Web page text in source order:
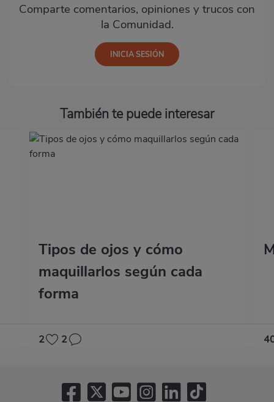
Comparte comentarios, opiniones y trucos con
la Comunidad.
También te puede interesar
Tipos de ojos y cómo
maquillarlos según cada
forma
2 2